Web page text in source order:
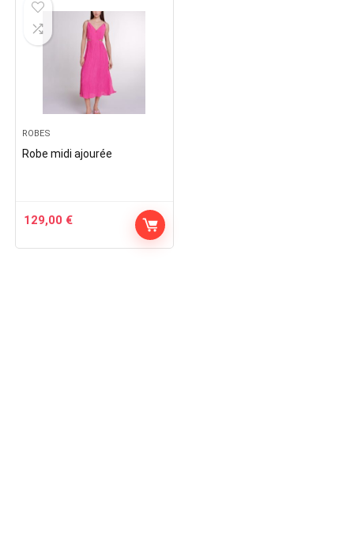
ROBES
Robe midi ajourée
129,00 €